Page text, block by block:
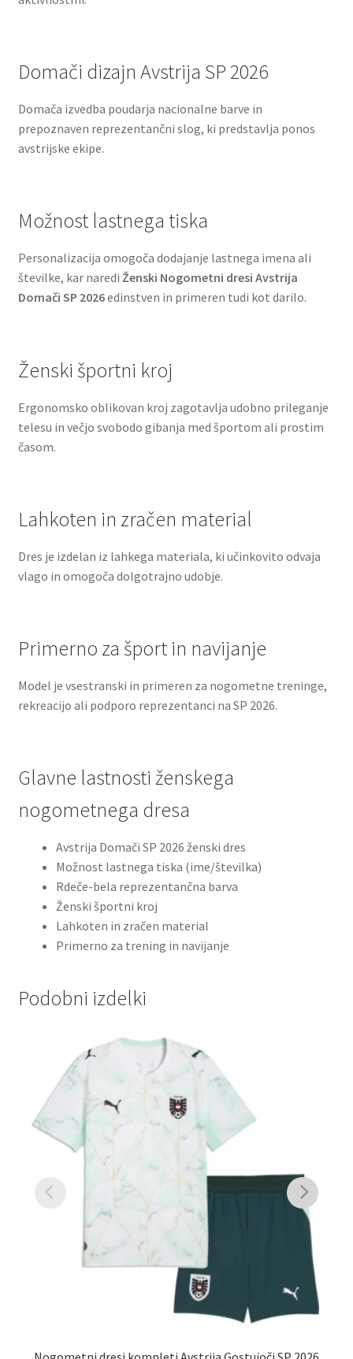
Domači dizajn Avstrija SP 2026
Domača izvedba poudarja nacionalne barve in
prepoznaven reprezentančni slog, ki predstavlja ponos
avstrijske ekipe.
Možnost lastnega tiska
Personalizacija omogoča dodajanje lastnega imena ali
številke, kar naredi Ženski Nogometni dresi Avstrija
Domači SP 2026edinstven in primeren tudi kot darilo.
Ženski športni kroj
Ergonomsko oblikovan kroj zagotavlja udobno prileganje
telesu in večjo svobodo gibanja med športom ali prostim
časom.
Lahkoten in zračen material
Dres je izdelan iz lahkega materiala, ki učinkovito odvaja
vlago in omogoča dolgotrajno udobje.
Primerno za šport in navijanje
Model je vsestranski in primeren za nogometne treninge,
rekreacijo ali podporo reprezentanci na SP 2026.
Glavne lastnosti ženskega
nogometnega dresa
Avstrija Domači SP 2026 ženski dres
Možnost lastnega tiska (ime/številka)
Rdeče-bela reprezentančna barva
Ženski športni kroj
Lahkoten in zračen material
Primerno za trening in navijanje
Podobni izdelki